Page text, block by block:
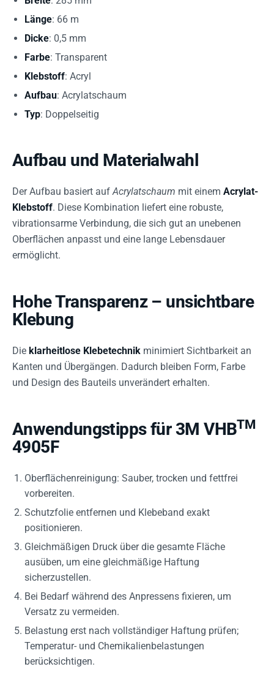
Länge: 66 m
Dicke: 0,5 mm
Farbe: Transparent
Klebstoff: Acryl
Aufbau: Acrylatschaum
Typ: Doppelseitig
Aufbau und Materialwahl
Der Aufbau basiert aufAcrylatschaum mit einem Acrylat-
Klebstoff. Diese Kombination liefert eine robuste,
vibrationsarme Verbindung, die sich gut an unebenen
Oberflächen anpasst und eine lange Lebensdauer
ermöglicht.
Hohe Transparenz – unsichtbare
Klebung
Die klarheitlose Klebetechnik minimiert Sichtbarkeit an
Kanten und Übergängen. Dadurch bleiben Form, Farbe
und Design des Bauteils unverändert erhalten.
Anwendungstipps für 3M VHBTM
4905F
Oberflächenreinigung: Sauber, trocken und fettfrei
vorbereiten.
Schutzfolie entfernen und Klebeband exakt
positionieren.
Gleichmäßigen Druck über die gesamte Fläche
ausüben, um eine gleichmäßige Haftung
sicherzustellen.
Bei Bedarf während des Anpressens fixieren, um
Versatz zu vermeiden.
Belastung erst nach vollständiger Haftung prüfen;
Temperatur- und Chemikalienbelastungen
berücksichtigen.